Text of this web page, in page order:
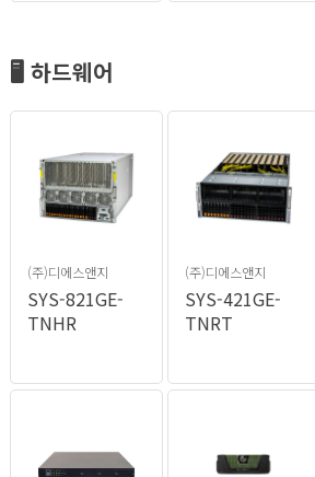
🖥️ 하드웨어
(주)디에스앤지
SYS-821GE-
TNHR
(주)디에스앤지
SYS-421GE-
TNRT